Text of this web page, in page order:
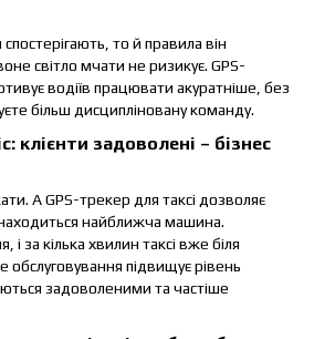
то й правила він
світло мчати не ризикує. GPS-
водіїв працювати акуратніше, без
більш дисципліновану команду.
клієнти задоволені – бізнес
А GPS-трекер для таксі дозволяє
найближча машина.
за кілька хвилин таксі вже біля
обслуговування підвищує рівень
задоволеними та частіше